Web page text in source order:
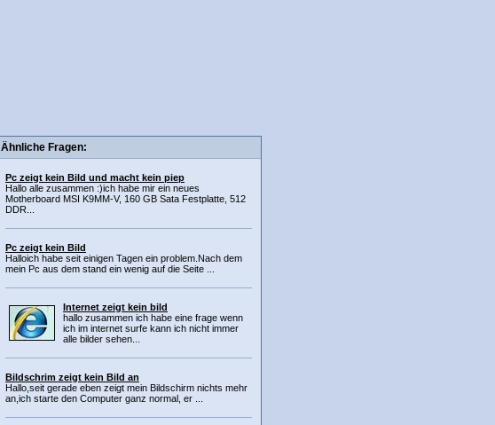
Ähnliche Fragen:
Pc zeigt kein Bild und macht kein piep
Hallo alle zusammen :)ich habe mir ein neues
Motherboard MSI K9MM-V, 160 GB Sata Festplatte, 512
DDR...
Pc zeigt kein Bild
Halloich habe seit einigen Tagen ein problem.Nach dem
mein Pc aus dem stand ein wenig auf die Seite ...
Internet zeigt kein bild
hallo zusammen ich habe eine frage wenn
ich im internet surfe kann ich nicht immer
alle bilder sehen...
Bildschrim zeigt kein Bild an
Hallo,seit gerade eben zeigt mein Bildschirm nichts mehr
an,ich starte den Computer ganz normal, er ...